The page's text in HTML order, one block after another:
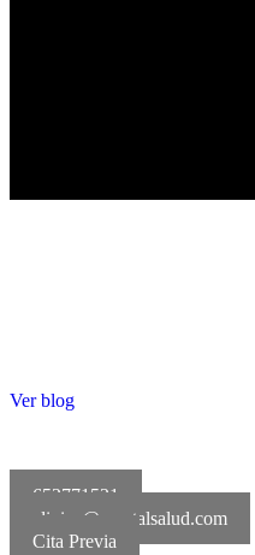
Ver blog
652771521
clinica@mentalsalud.com
Cita Previa